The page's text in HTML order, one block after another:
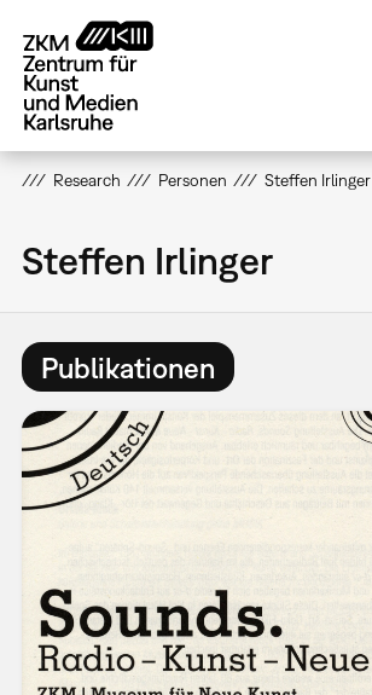
zum
Inhalt
Research Personen Steffen Irlinger
Steffen Irlinger
Publikationen